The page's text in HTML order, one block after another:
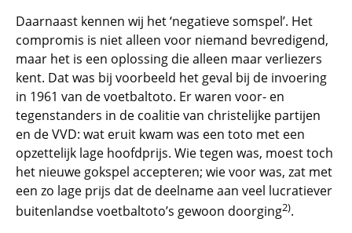
Daarnaast kennen wij het ‘negatieve somspel’. Het
compromis is niet alleen voor niemand bevredigend,
maar het is een oplossing die alleen maar verliezers
kent. Dat was bij voorbeeld het geval bij de invoering
in 1961 van de voetbaltoto. Er waren voor- en
tegenstanders in de coalitie van christelijke partijen
en de VVD: wat eruit kwam was een toto met een
opzettelijk lage hoofdprijs. Wie tegen was, moest toch
het nieuwe gokspel accepteren; wie voor was, zat met
een zo lage prijs dat de deelname aan veel lucratiever
buitenlandse voetbaltoto’s gewoon doorging2).